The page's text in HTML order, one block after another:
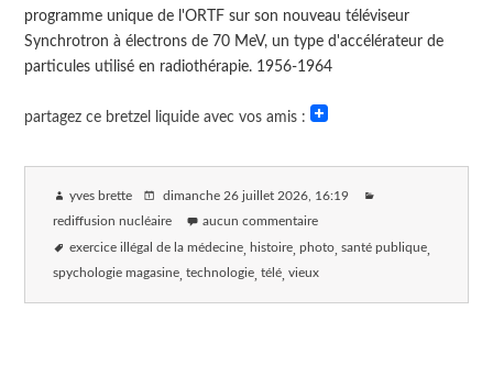
programme unique de l'ORTF sur son nouveau téléviseur
Synchrotron à électrons de 70 MeV, un type d'accélérateur de
particules utilisé en radiothérapie. 1956-1964
partagez ce bretzel liquide avec vos amis :
yves brette dimanche 26 juillet 2026 , 16:19
rediffusion nucléaire aucun commentaire
exercice illégal de la médecine histoire photo santé publique
spychologie magasine technologie télé vieux